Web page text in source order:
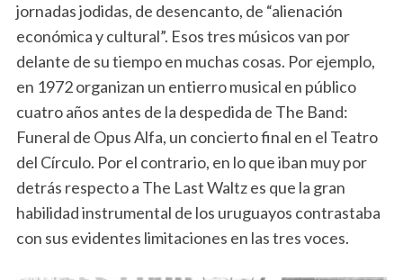
jornadas jodidas, de desencanto, de “alienación
económica y cultural”. Esos tres músicos van por
delante de su tiempo en muchas cosas. Por ejemplo,
en 1972 organizan un entierro musical en público
cuatro años antes de la despedida de The Band:
Funeral de Opus Alfa, un concierto final en el Teatro
del Círculo. Por el contrario, en lo que iban muy por
detrás respecto a The Last Waltz es que la gran
habilidad instrumental de los uruguayos contrastaba
con sus evidentes limitaciones en las tres voces.